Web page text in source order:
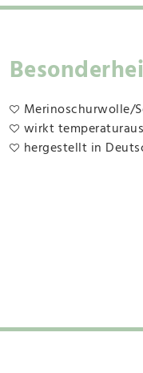
Merinoschurwolle/
wirkt
hergestellt in